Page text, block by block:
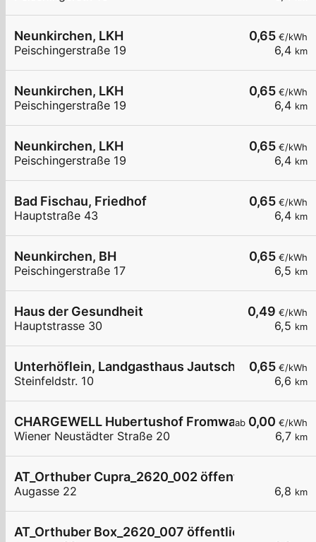
0,65 €/kWh
6,4 km
Neunkirchen, LKH
Peischingerstraße 19
0,65 €/kWh
6,4 km
Neunkirchen, LKH
Peischingerstraße 19
0,65 €/kWh
6,4 km
Neunkirchen, LKH
Peischingerstraße 19
0,65 €/kWh
6,4 km
Bad Fischau, Friedhof
Hauptstraße 43
0,65 €/kWh
6,5 km
Neunkirchen, BH
Peischingerstraße 17
0,49 €/kWh
6,5 km
Haus der Gesundheit
Hauptstrasse 30
0,65 €/kWh
6,6 km
Unterhöflein, Landgasthaus Jautschnig
Steinfeldstr. 10
ab 0,00 €/kWh
6,7 km
CHARGEWELL Hubertushof Fromwald
Wiener Neustädter Straße 20
6,8 km
AT_Orthuber Cupra_2620_002 öffentlich
Augasse 22
AT_Orthuber Box_2620_007 öffentlich